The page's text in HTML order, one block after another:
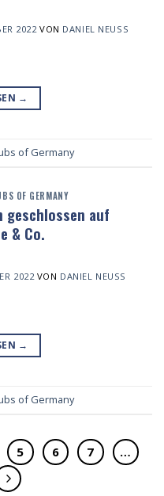
2022 VON DANIEL NEUSS
→
of Germany
OF GERMANY
geschlossen auf
& Co.
2022 VON DANIEL NEUSS
→
of Germany
5 6 7
…